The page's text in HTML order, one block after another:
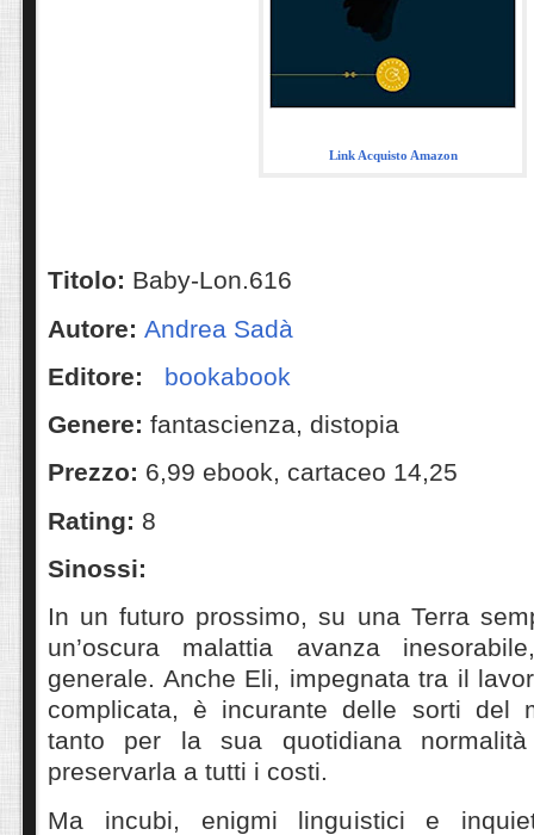
Link Acquisto Amazon
Titolo: Baby-Lon.616
Autore: Andrea Sadà
Editore:
bookabook
Genere: fantascienza, distopia
Prezzo: 6,99 ebook, cartaceo 14,25
Rating: 8
Sinossi:
In un futuro prossimo, su una Terra
un’oscura malattia avanza
generale. Anche Eli, impegnata tra il
complicata, è incurante delle sorti del
tanto per la sua quotidiana
preservarla a tutti i costi.
Ma incubi, enigmi linguistici e